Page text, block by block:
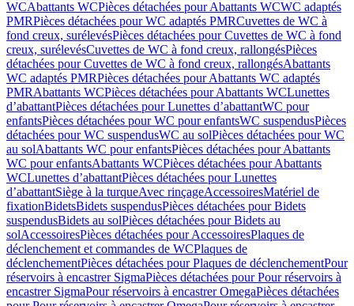
WCAbattants WCPièces détachées pour Abattants WCWC adaptés
PMRPièces détachées pour WC adaptés PMRCuvettes de WC à
fond creux, surélevésPièces détachées pour Cuvettes de WC à fond
creux, surélevésCuvettes de WC à fond creux, rallongésPièces
détachées pour Cuvettes de WC à fond creux, rallongésAbattants
WC adaptés PMRPièces détachées pour Abattants WC adaptés
PMRAbattants WCPièces détachées pour Abattants WCLunettes
d’abattantPièces détachées pour Lunettes d’abattantWC pour
enfantsPièces détachées pour WC pour enfantsWC suspendusPièces
détachées pour WC suspendusWC au solPièces détachées pour WC
au solAbattants WC pour enfantsPièces détachées pour Abattants
WC pour enfantsAbattants WCPièces détachées pour Abattants
WCLunettes d’abattantPièces détachées pour Lunettes
d’abattantSiège à la turqueAvec rinçageAccessoiresMatériel de
fixationBidetsBidets suspendusPièces détachées pour Bidets
suspendusBidets au solPièces détachées pour Bidets au
solAccessoiresPièces détachées pour AccessoiresPlaques de
déclenchement et commandes de WCPlaques de
déclenchementPièces détachées pour Plaques de déclenchementPour
réservoirs à encastrer SigmaPièces détachées pour Pour réservoirs à
encastrer SigmaPour réservoirs à encastrer OmegaPièces détachées